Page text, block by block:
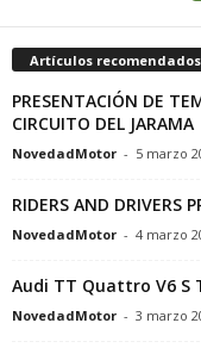
Artículos recomendados
PRESENTACIÓN DE
CIRCUITO DEL JARAMA
NovedadMotor - 5 marzo
RIDERS AND DRIVERS
NovedadMotor - 4 marzo
Audi TT Quattro V6 S
NovedadMotor - 3 marzo